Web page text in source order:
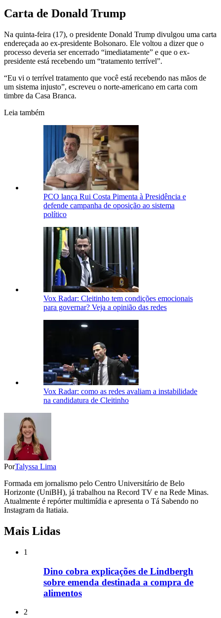
Carta de Donald Trump
Na quinta-feira (17), o presidente Donald Trump divulgou uma carta
endereçada ao ex-presidente Bolsonaro. Ele voltou a dizer que o
processo deveria ser encerrado “imediatamente” e que o ex-
presidente está recebendo um “tratamento terrível”.
“Eu vi o terrível tratamento que você está recebendo nas mãos de
um sistema injusto”, escreveu o norte-americano em carta com
timbre da Casa Branca.
Leia também
PCO lança Rui Costa Pimenta à Presidência e
defende campanha de oposição ao sistema
político
Vox Radar: Cleitinho tem condições emocionais
para governar? Veja a opinião das redes
Vox Radar: como as redes avaliam a instabilidade
na candidatura de Cleitinho
PorTalyssa Lima
Formada em jornalismo pelo Centro Universitário de Belo
Horizonte (UniBH), já trabalhou na Record TV e na Rede Minas.
Atualmente é repórter multimídia e apresenta o Tá Sabendo no
Instagram da Itatiaia.
Mais Lidas
1
Dino cobra explicações de Lindbergh
sobre emenda destinada a compra de
alimentos
2